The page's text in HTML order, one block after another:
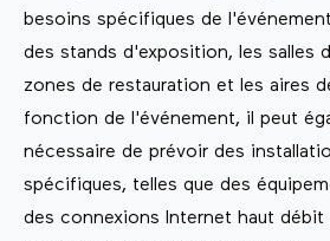
besoins spécifiques de
des stands d'exposition, les salles
zones de restauration et les aires
fonction de l'événement, il peut
nécessaire de prévoir des
spécifiques, telles que des
des connexions Internet haut